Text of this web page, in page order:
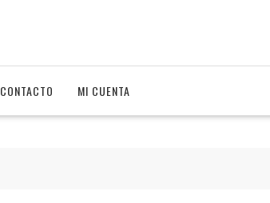
CONTACTO MI CUENTA